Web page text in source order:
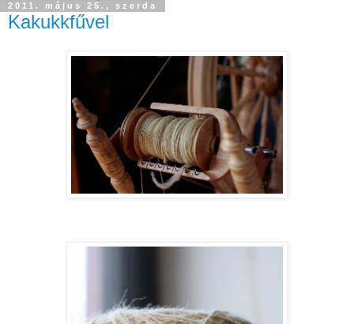
2011. május 25., szerda
Kakukkfűvel